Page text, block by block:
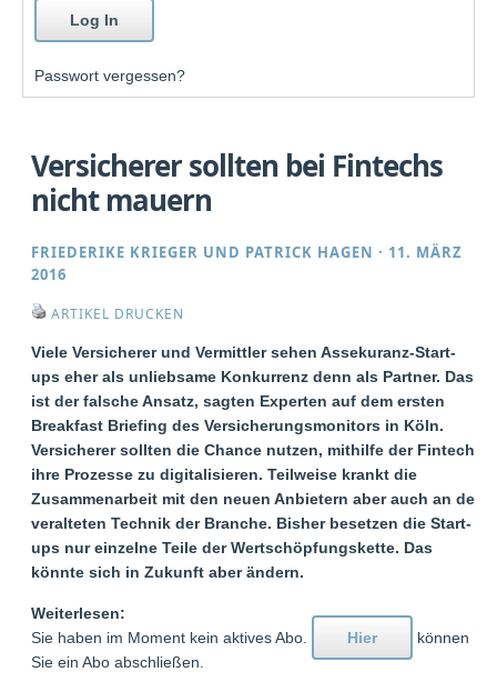
Passwort vergessen?
Versicherer sollten bei Fintechs
nicht mauern
FRIEDERIKE KRIEGER UND PATRICK HAGEN · 11. MÄRZ
2016
ARTIKEL DRUCKEN
Viele Versicherer und Vermittler sehen Assekuranz-Start-
ups eher als unliebsame Konkurrenz denn als Partner. Das
ist der falsche Ansatz, sagten Experten auf dem ersten
Breakfast Briefing des Versicherungsmonitors in Köln.
Versicherer sollten die Chance nutzen, mithilfe der Fintechs
ihre Prozesse zu digitalisieren. Teilweise krankt die
Zusammenarbeit mit den neuen Anbietern aber auch an der
veralteten Technik der Branche. Bisher besetzen die Start-
ups nur einzelne Teile der Wertschöpfungskette. Das
könnte sich in Zukunft aber ändern.
Weiterlesen:
Sie haben im Moment kein aktives Abo.
Hier
können
Sie ein Abo abschließen.